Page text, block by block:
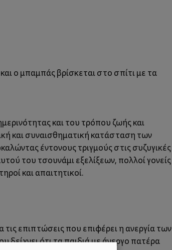
ο μπαμπάς βρίσκεται στο σπίτι με τα
και του τρόπου ζωής και
και συναισθηματική κατάσταση των
έντονους τριγμούς στις συζυγικές
του τσουνάμι εξελίξεων, πολλοί γονείς
και απαιτητικοί.
επιπτώσεις που επιφέρει η ανεργία των
ότι τα παιδιά με άνεργο πατέρα